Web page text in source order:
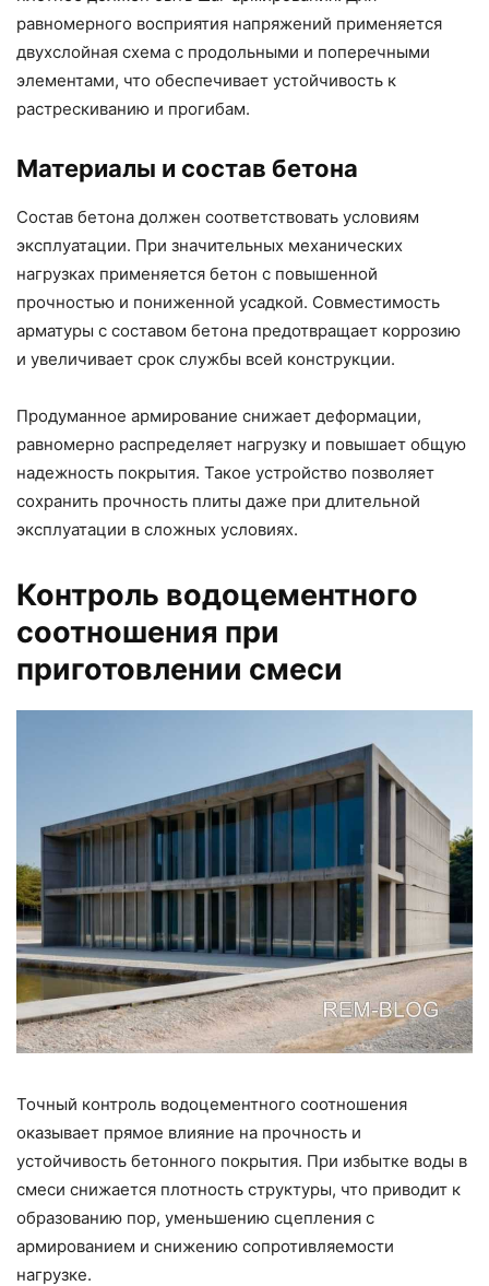
равномерного восприятия напряжений применяется
двухслойная схема с продольными и поперечными
элементами, что обеспечивает устойчивость к
растрескиванию и прогибам.
Материалы и состав бетона
Состав бетона должен соответствовать условиям
эксплуатации. При значительных механических
нагрузках применяется бетон с повышенной
прочностью и пониженной усадкой. Совместимость
арматуры с составом бетона предотвращает коррозию
и увеличивает срок службы всей конструкции.
Продуманное армирование снижает деформации,
равномерно распределяет нагрузку и повышает общую
надежность покрытия. Такое устройство позволяет
сохранить прочность плиты даже при длительной
эксплуатации в сложных условиях.
Контроль водоцементного
соотношения при
приготовлении смеси
Точный контроль водоцементного соотношения
оказывает прямое влияние на прочность и
устойчивость бетонного покрытия. При избытке воды в
смеси снижается плотность структуры, что приводит к
образованию пор, уменьшению сцепления с
армированием и снижению сопротивляемости
нагрузке.